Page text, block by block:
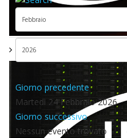
Giorno precedente
Martedì 24 Febbraio 2026
Giorno successivo
Nessun evento trovato